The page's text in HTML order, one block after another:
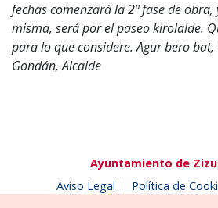
fechas comenzará la 2ª fase de obra,
misma, será por el paseo kirolalde.
para lo que considere. Agur bero bat,
Gondán, Alcalde
Ayuntamiento de
Aviso Legal
Política de